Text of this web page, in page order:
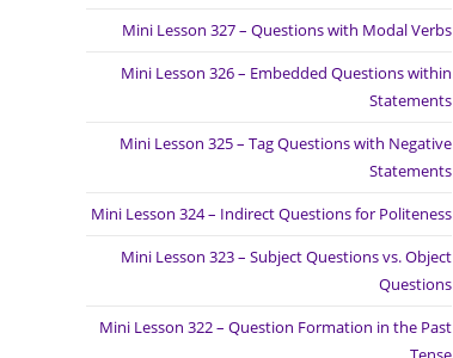
Mini Lesson 327 – Questions with Modal Verbs
Mini Lesson 326 – Embedded Questions within
Statements
Mini Lesson 325 – Tag Questions with Negative
Statements
Mini Lesson 324 – Indirect Questions for Politeness
Mini Lesson 323 – Subject Questions vs. Object
Questions
Mini Lesson 322 – Question Formation in the Past